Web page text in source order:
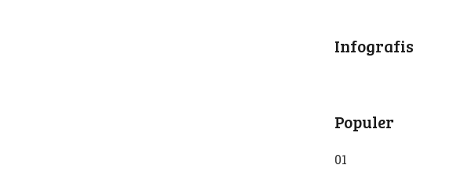
Infografis
Populer
01